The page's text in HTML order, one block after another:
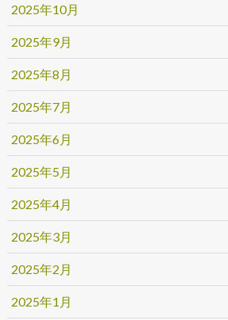
2025年10月
2025年9月
2025年8月
2025年7月
2025年6月
2025年5月
2025年4月
2025年3月
2025年2月
2025年1月